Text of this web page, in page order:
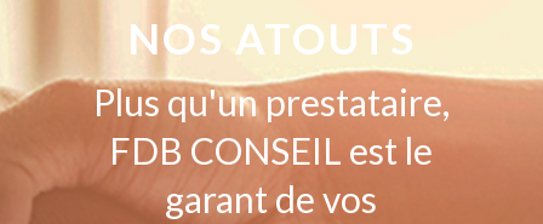
NOS ATOUTS
Plus qu'un prestataire,
FDB CONSEIL est le
garant de vos